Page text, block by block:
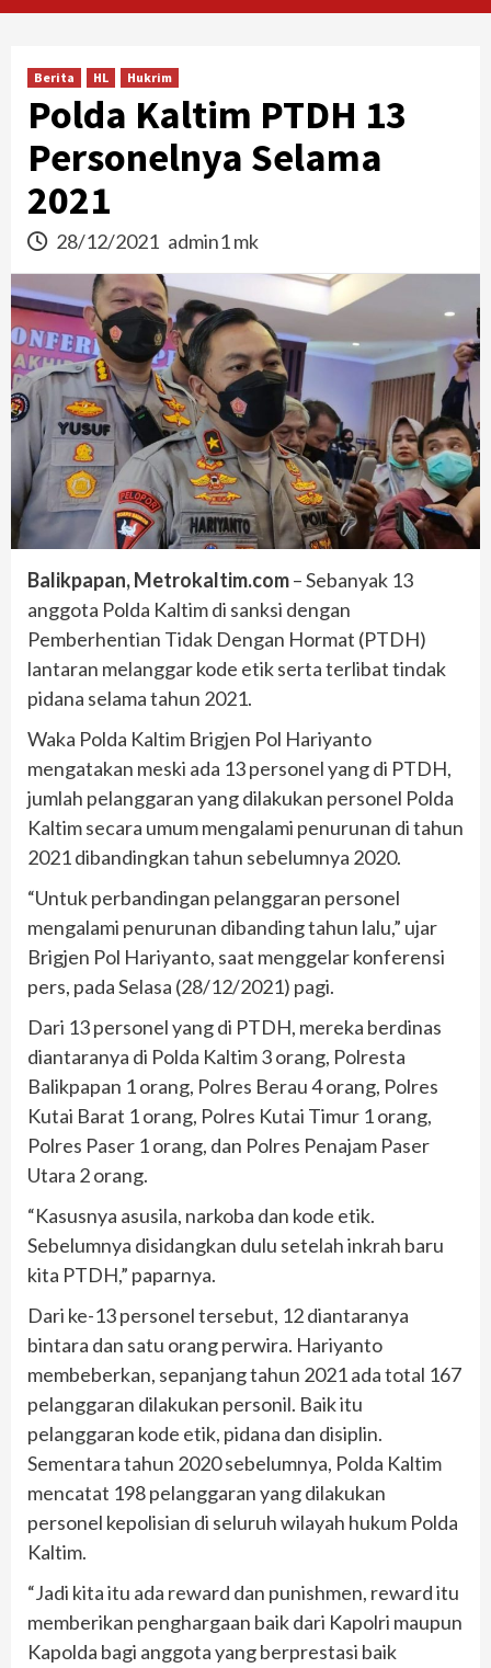
Berita HL Hukrim
Polda Kaltim PTDH 13
Personelnya Selama
2021
28/12/2021 admin1 mk
Balikpapan, Metrokaltim.com– Sebanyak 13
anggota Polda Kaltim di sanksi dengan
Pemberhentian Tidak Dengan Hormat (PTDH)
lantaran melanggar kode etik serta terlibat tindak
pidana selama tahun 2021.
Waka Polda Kaltim Brigjen Pol Hariyanto
mengatakan meski ada 13 personel yang di PTDH,
jumlah pelanggaran yang dilakukan personel Polda
Kaltim secara umum mengalami penurunan di tahun
2021 dibandingkan tahun sebelumnya 2020.
“Untuk perbandingan pelanggaran personel
mengalami penurunan dibanding tahun lalu,” ujar
Brigjen Pol Hariyanto, saat menggelar konferensi
pers, pada Selasa (28/12/2021) pagi.
Dari 13 personel yang di PTDH, mereka berdinas
diantaranya di Polda Kaltim 3 orang, Polresta
Balikpapan 1 orang, Polres Berau 4 orang, Polres
Kutai Barat 1 orang, Polres Kutai Timur 1 orang,
Polres Paser 1 orang, dan Polres Penajam Paser
Utara 2 orang.
“Kasusnya asusila, narkoba dan kode etik.
Sebelumnya disidangkan dulu setelah inkrah baru
kita PTDH,” paparnya.
Dari ke-13 personel tersebut, 12 diantaranya
bintara dan satu orang perwira. Hariyanto
membeberkan, sepanjang tahun 2021 ada total 167
pelanggaran dilakukan personil. Baik itu
pelanggaran kode etik, pidana dan disiplin.
Sementara tahun 2020 sebelumnya, Polda Kaltim
mencatat 198 pelanggaran yang dilakukan
personel kepolisian di seluruh wilayah hukum Polda
Kaltim.
“Jadi kita itu ada reward dan punishmen, reward itu
memberikan penghargaan baik dari Kapolri maupun
Kapolda bagi anggota yang berprestasi baik